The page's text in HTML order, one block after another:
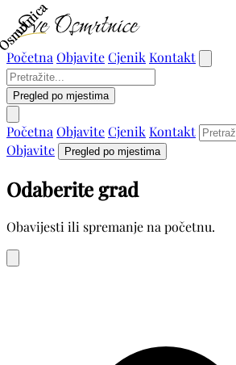
Početna ObjaviteCjenik Kontakt
Pregled po mjestima
Početna ObjaviteCjenik Kontakt
Objavite
Pregled po mjestima
Odaberite grad
Obavijesti ili spremanje na početnu.